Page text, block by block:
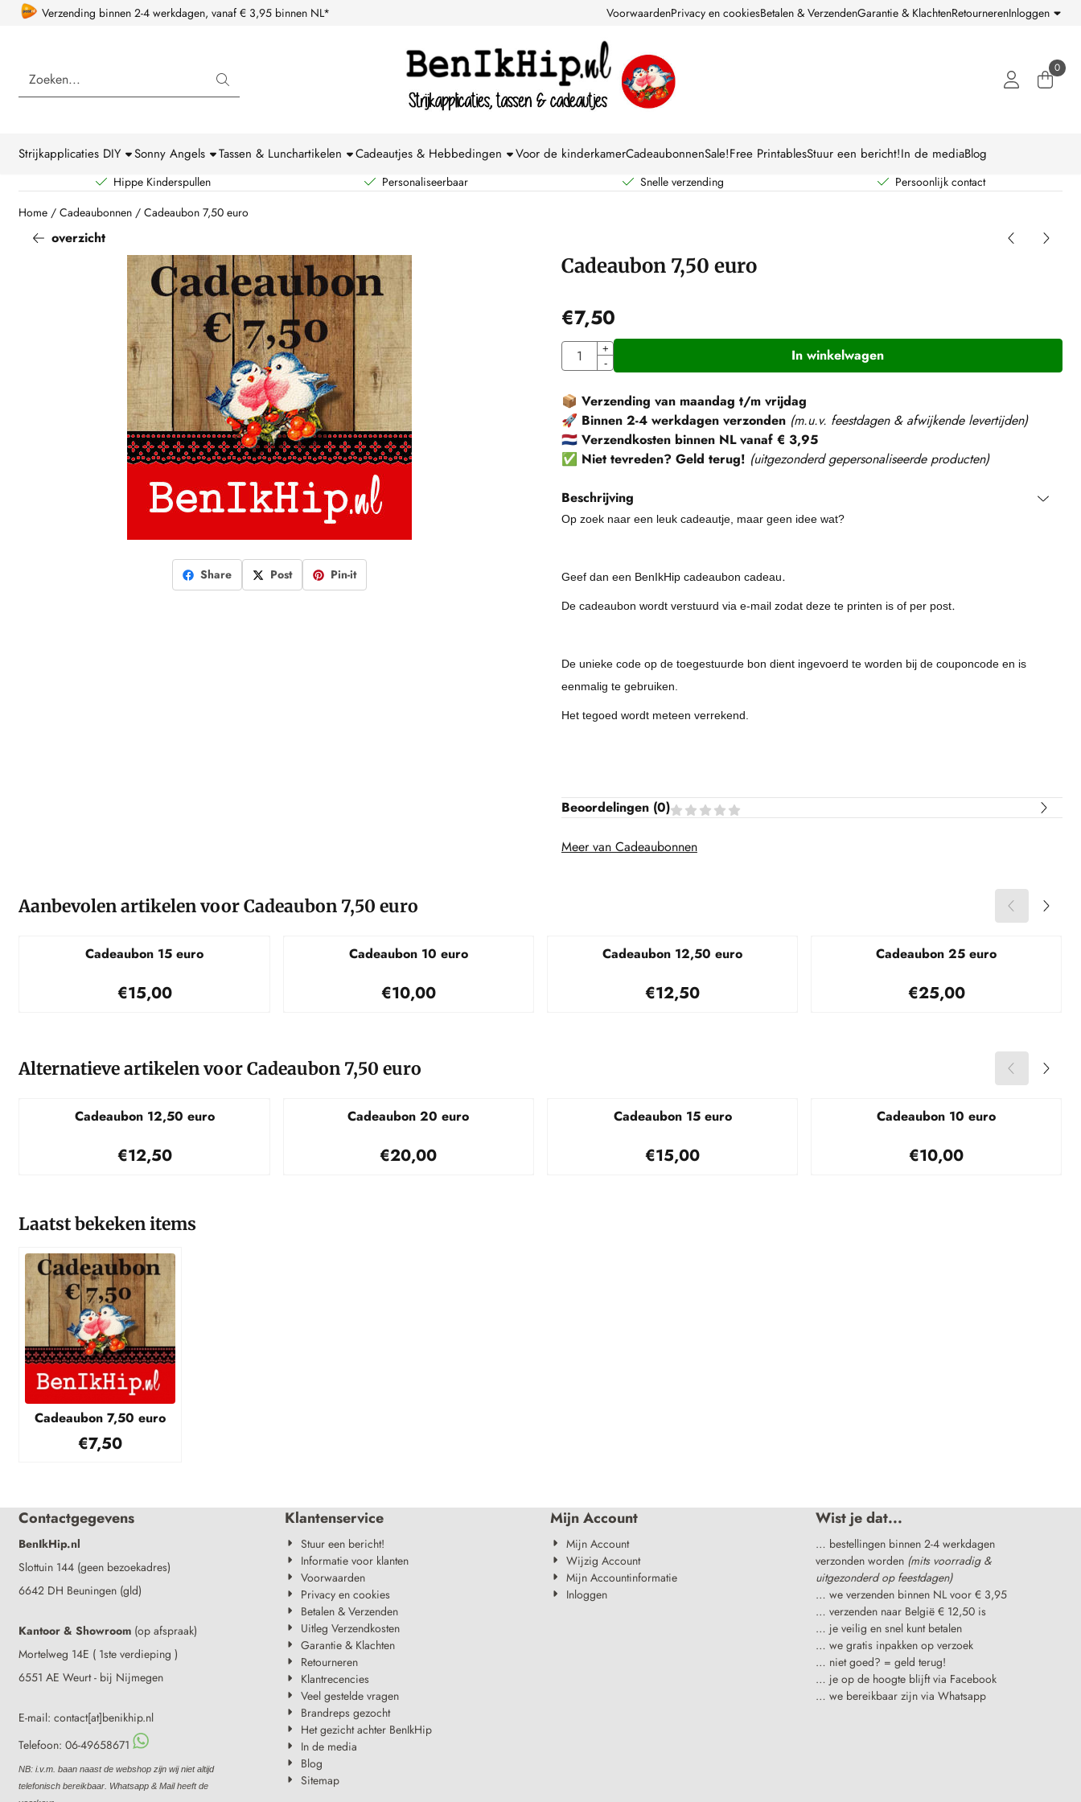
Cookievoorkeuren zijn beschikbaar. Kies instellingen of sta alle cookies toe.
Verzending binnen 2-4 werkdagen, vanaf € 3,95 binnen NL* VoorwaardenPrivacy en cookiesBetalen & VerzendenGarantie & KlachtenRetournerenInloggen
Zoeken 0
Strijkapplicaties DIY Sonny Angels Tassen & Lunchartikelen Cadeautjes & Hebbedingen Voor de kinderkamerCadeaubonnenSale!Free PrintablesStuur een bericht!In de mediaBlog
Hippe Kinderspullen Personaliseerbaar Snelle verzending
Persoonlijk contact
Home / Cadeaubonnen / Cadeaubon 7,50 euro
overzicht
Share Post Pin-it
Cadeaubon 7,50 euro
€7,50
Aantal
+
-
In winkelwagen
📦 Verzending van maandag t/m vrijdag
🚀 Binnen 2-4 werkdagen verzonden (m.u.v. feestdagen & afwijkende levertijden)
🇳🇱 Verzendkosten binnen NL vanaf € 3,95
✅ Niet tevreden? Geld terug! (uitgezonderd gepersonaliseerde producten)
Beschrijving
Op zoek naar een leuk cadeautje, maar geen idee wat?
Geef dan een BenIkHip cadeaubon cadeau.
De cadeaubon wordt verstuurd via e-mail zodat deze te printen is of per post.
De unieke code op de toegestuurde bon dient ingevoerd te worden bij de couponcode en is
eenmalig te gebruiken.
Het tegoed wordt meteen verrekend.
Beoordelingen (0)
Meer van Cadeaubonnen
Aanbevolen artikelen voorCadeaubon 7,50 euro
Cadeaubon 15 euro
Prijs: 15,00
€15,00
Cadeaubon 10 euro
Prijs: 10,00
€10,00
Cadeaubon 12,50 euro
Prijs: 12,50
€12,50
Cadeaubon 25 euro
Prijs: 25,00
€25,00
Alternatieve artikelen voorCadeaubon 7,50 euro
Cadeaubon 12,50 euro
Prijs: 12,50
€12,50
Cadeaubon 20 euro
Prijs: 20,00
€20,00
Cadeaubon 15 euro
Prijs: 15,00
€15,00
Cadeaubon 10 euro
Prijs: 10,00
€10,00
Laatst bekeken items
Cadeaubon 7,50 euro
€7,50
Contactgegevens
BenIkHip.nl
Slottuin 144 (geen bezoekadres)
6642 DH Beuningen (gld)
Kantoor & Showroom (op afspraak)
Mortelweg 14E ( 1ste verdieping )
6551 AE Weurt - bij Nijmegen
E-mail: contact[at]benikhip.nl
Telefoon: 06-49658671
NB: i.v.m. baan naast de webshop zijn wij niet altijd
telefonisch bereikbaar. Whatsapp & Mail heeft de
Klantenservice
Stuur een bericht!
Informatie voor klanten
Voorwaarden
Privacy en cookies
Betalen & Verzenden
Uitleg Verzendkosten
Garantie & Klachten
Retourneren
Klantrecencies
Veel gestelde vragen
Brandreps gezocht
Het gezicht achter BenIkHip
In de media
Blog
Sitemap
Mijn Account
Mijn Account
Wijzig Account
Mijn Accountinformatie
Inloggen
Wist je dat...
… bestellingen binnen 2-4 werkdagen
verzonden worden (mits voorradig &
uitgezonderd op feestdagen)
… we verzenden binnen NL voor € 3,95
… verzenden naar België € 12,50 is
… je veilig en snel kunt betalen
… we gratis inpakken op verzoek
… niet goed? = geld terug!
… je op de hoogte blijft via Facebook
… we bereikbaar zijn via Whatsapp